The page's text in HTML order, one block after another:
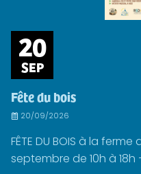
20
SEP
Fête du bois
20/09/2026
FÊTE DU BOIS à la
septembre de 10h à 18h